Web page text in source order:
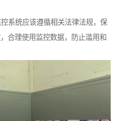
系统应该遵循相关法律法规，保
合理使用监控数据，防止滥用和